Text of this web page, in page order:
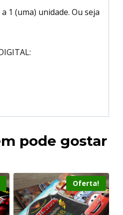
1 (uma) unidade. Ou seja
pode gostar
Oferta!